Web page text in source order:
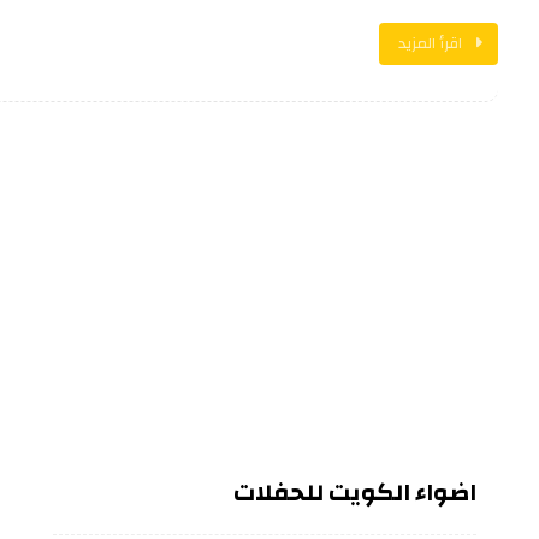
اقرأ المزيد
اضواء الكويت للحفلات